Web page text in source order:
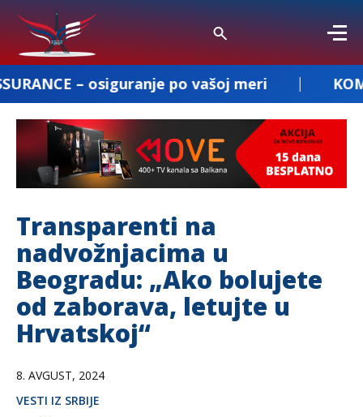
osiguranje po vašoj meri KOMBI
Transparenti na
nadvožnjacima u
Beogradu: „Ako bolujete
od zaborava, letujte u
Hrvatskoj“
8. AVGUST, 2024
VESTI IZ SRBIJE